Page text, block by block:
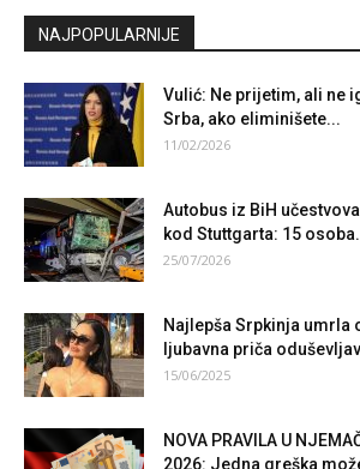
NAJPOPULARNIJE
Vulić: Ne prijetim, ali ne
Srba, ako eliminišete...
11/02/2026
Autobus iz BiH
kod Stuttgarta: 15
25/07/2026
Najlepša Srpkinja umrla
ljubavna priča
15/06/2025
NOVA PRAVILA U
2026: Jedna greška